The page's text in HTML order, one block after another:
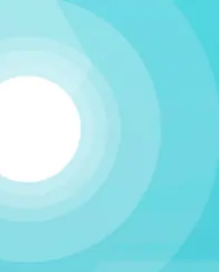
Kapcsolódj!
A Humania
belépni. Fontos
vegyenek a
csak úgy, tetszőleges
Belépés Google fiókkal